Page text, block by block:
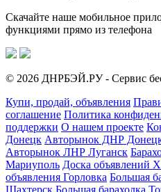
Скачайте наше мобильное
функциями прямо из телефона
© 2026 ДНРБЭЙ.РУ - Сервис
Купи, продай, объявления
соглашение Политика
поддержки О нашем проекте
Донецк Авторынок ДНР
Авторынок ЛНР Луганск
Мариуполь Доска объявлений
объявления Горловка Большая
Шахтерск Большая барахолка